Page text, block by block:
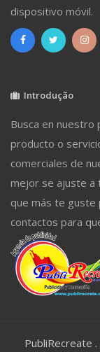
dispositivo móvil.
Introdução
Busca en nuestro
producto o
comerciales de
mejor se ajuste a
que más te guste
contactos para
PubliRecreate